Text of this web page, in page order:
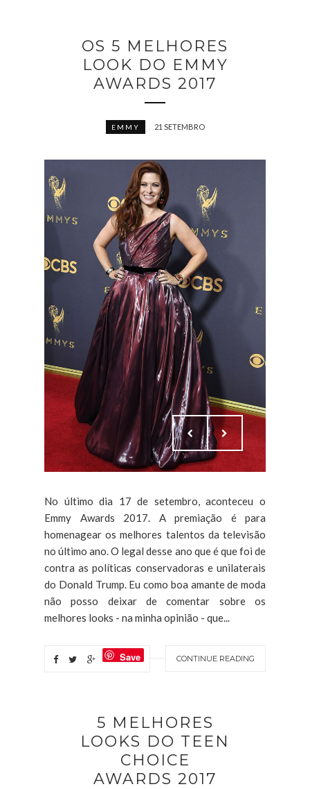
OS 5 MELHORES
LOOK DO EMMY
AWARDS 2017
EMMY 21 SETEMBRO
No último dia 17 de setembro, aconteceu o
Emmy Awards 2017. A premiação é para
homenagear os melhores talentos da televisão
no último ano. O legal desse ano que é que foi de
contra as políticas conservadoras e unilaterais
do Donald Trump. Eu como boa amante de moda
não posso deixar de comentar sobre os
melhores looks - na minha opinião - que...
CONTINUE READING
Save
5 MELHORES
LOOKS DO TEEN
CHOICE
AWARDS 2017